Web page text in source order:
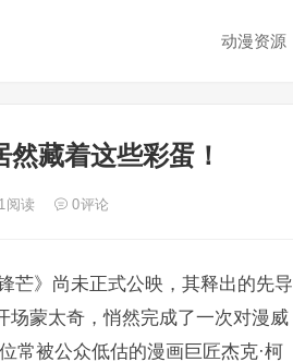
动漫资源
藏着这些彩蛋！
阅读 0评论
芒》尚未正式公映，其释出的先导
场蒙太奇，悄然完成了一次对漫威
常被公众低估的漫画巨匠杰克·柯